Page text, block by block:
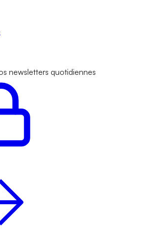
newsletters quotidiennes